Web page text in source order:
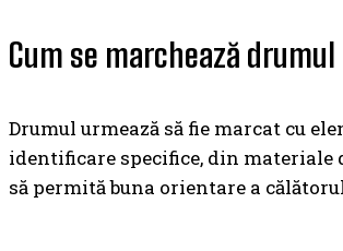
Cum se marchează drumul
Drumul urmează să fie marcat cu
identificare specifice, din materiale
să permită buna orientare a